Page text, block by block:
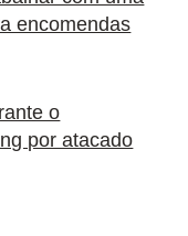
encomendas
o
por atacado